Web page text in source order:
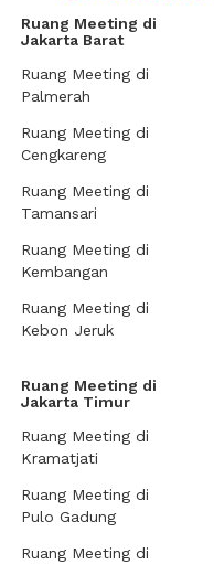
Ruang Meeting di
Jakarta Barat
Ruang Meeting di
Palmerah
Ruang Meeting di
Cengkareng
Ruang Meeting di
Tamansari
Ruang Meeting di
Kembangan
Ruang Meeting di
Kebon Jeruk
Ruang Meeting di
Jakarta Timur
Ruang Meeting di
Kramatjati
Ruang Meeting di
Pulo Gadung
Ruang Meeting di